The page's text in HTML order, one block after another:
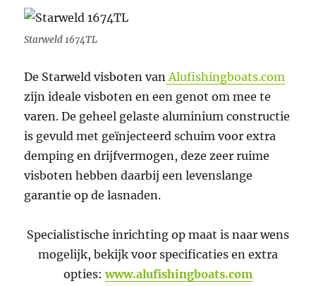
Starweld 1674TL
De Starweld visboten vanAlufishingboats.com
zijn ideale visboten en een genot om mee te
varen. De geheel gelaste aluminium constructie
is gevuld met geïnjecteerd schuim voor extra
demping en drijfvermogen, deze zeer ruime
visboten hebben daarbij een levenslange
garantie op de lasnaden.
Specialistische inrichting op maat is naar wens
mogelijk, bekijk voor specificaties en extra
opties:www.alufishingboats.com